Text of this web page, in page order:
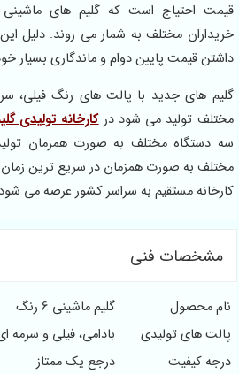
قیمت احتیاج است که گلیم های ماشینی
خریداران مختلف به شمار می روند. دلیل
داشتن قیمت پایین دوام و ماندگاری بسیار
گلیم های جدید با پالت های رنگ فیلی،
مختلف تولید می شود درکارخانه تولیدی
سه دستگاه مختلف به صورت همزمان
مختلف به صورت همزمان در سریع ترین زمان
کارخانه مستقیم به سراسر کشور عرضه می
مشخصات فنی
نام محصول
گلیم ماشینی 6 رنگ
پالت های تولیدی
بادامی، فیلی و سرمه
درجه کیفیت
درجع یک ممتاز